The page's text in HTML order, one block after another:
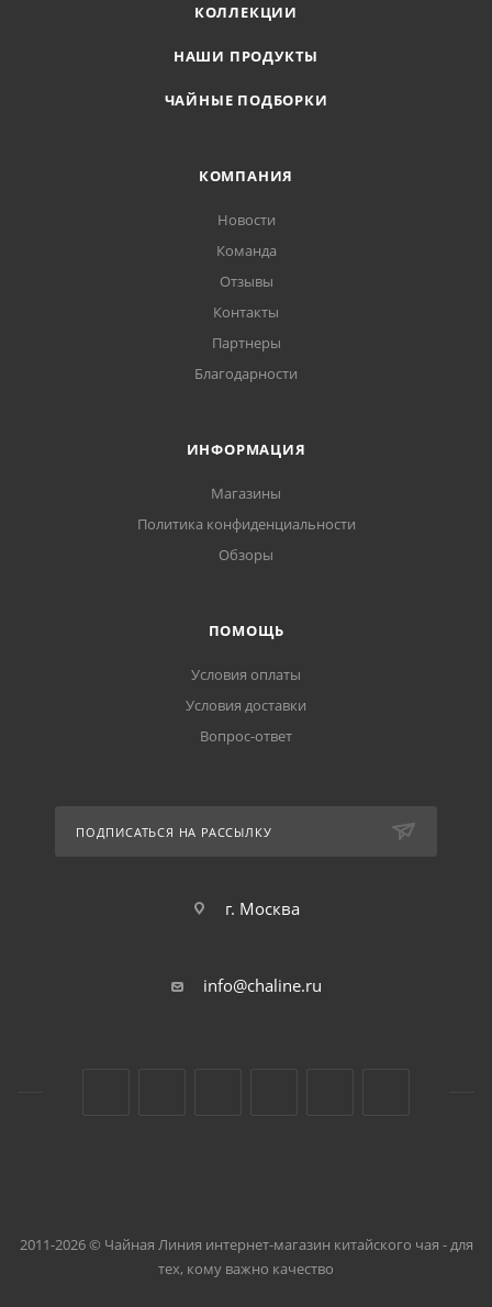
КОЛЛЕКЦИИ
НАШИ ПРОДУКТЫ
ЧАЙНЫЕ ПОДБОРКИ
КОМПАНИЯ
Новости
Команда
Отзывы
Контакты
Партнеры
Благодарности
ИНФОРМАЦИЯ
Магазины
Политика конфиденциальности
Обзоры
ПОМОЩЬ
Условия оплаты
Условия доставки
Вопрос-ответ
ПОДПИСАТЬСЯ НА РАССЫЛКУ
г. Москва
info@chaline.ru
2011-2026 © Чайная Линия интернет-магазин китайского чая - для
тех, кому важно качество